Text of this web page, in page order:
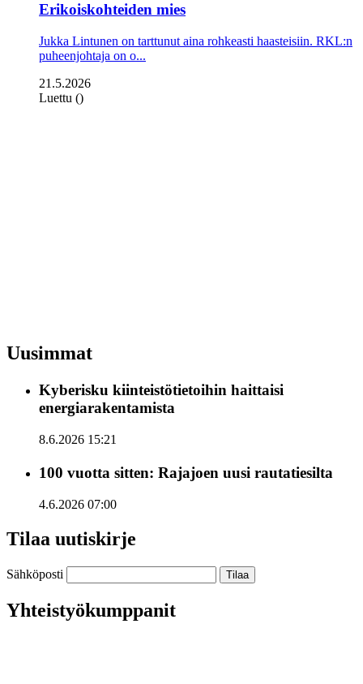
Erikoiskohteiden mies
Jukka Lintunen on tarttunut aina rohkeasti haasteisiin. RKL:n
puheenjohtaja on o...
21.5.2026
Luettu ()
Uusimmat
Kyberisku kiinteistötietoihin haittaisi
energiarakentamista
8.6.2026 15:21
100 vuotta sitten: Rajajoen uusi rautatiesilta
4.6.2026 07:00
Tilaa uutiskirje
Sähköposti
Yhteistyökumppanit